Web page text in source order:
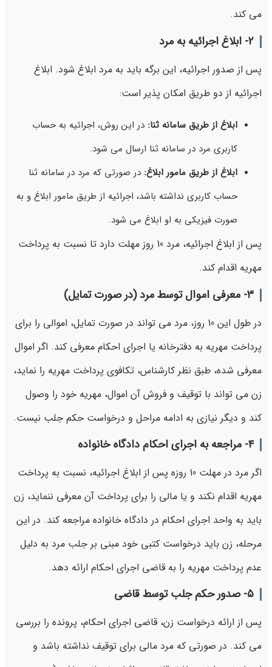
می کند.
۲- ابلاغ اجرائیه به مرد
پس از صدور اجرائیه، این برگه باید به مرد ابلاغ شود. ابلاغ
اجرائیه از دو طریق امکان پذیر است:
ابلاغ از طریق سامانه ثنا: در این روش، اجرائیه به حساب
کاربری مرد در سامانه ثنا ارسال می شود.
ابلاغ از طریق مامور ابلاغ: در صورتی که مرد در سامانه ثنا
حساب کاربری نداشته باشد، اجرائیه از طریق مامور ابلاغ و به
صورت فیزیکی به او ابلاغ می شود.
پس از ابلاغ اجرائیه، مرد 10 روز مهلت دارد تا نسبت به پرداخت
مهریه اقدام کند.
۳- معرفی اموال توسط مرد (در صورت تمایل)
در طول این 10 روز، مرد می تواند در صورت تمایل، اموالی را برای
پرداخت مهریه به دفترخانه یا اجرای احکام معرفی کند. اگر اموال
معرفی شده، طبق نظر کارشناس، تکافوی پرداخت مهریه را نماید،
زن می تواند با توقیف و فروش آن اموال، مهریه خود را وصول
کند و دیگر نیازی به ادامه مراحل و درخواست حکم جلب نیست.
۴- مراجعه به اجرای احکام دادگاه خانواده
اگر مرد در مهلت 10 روزه پس از ابلاغ اجرائیه، نسبت به پرداخت
مهریه اقدام نکند و یا مالی را برای پرداخت آن معرفی ننماید، زن
باید به واحد اجرای احکام در دادگاه خانواده مراجعه کند. در این
مرحله، زن باید درخواست کتبی خود مبنی بر جلب مرد به دلیل
عدم پرداخت مهریه را به قاضی اجرای احکام ارائه دهد.
۵- صدور حکم جلب توسط قاضی
پس از ارائه درخواست زن، قاضی اجرای احکام، پرونده را بررسی
می کند. در صورتی که مرد مالی برای توقیف نداشته باشد و